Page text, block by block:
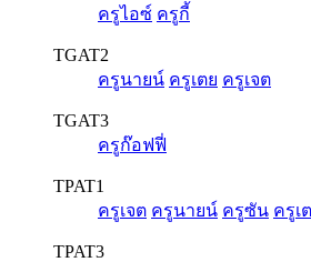
ครูไอซ์ ครูกี้
TGAT2
ครูนายน์ ครูเตย ครูเจต
TGAT3
ครูก๊อฟฟี่
TPAT1
ครูเจต ครูนายน์ ครูซัน ครูเ
TPAT3